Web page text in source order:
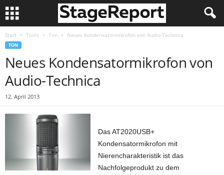
Start Tools Ton Neues Kondensatormikrofon von Audio-Technica
TON
Neues Kondensatormikrofon von
Audio-Technica
12. April 2013
Das AT2020USB+
Kondensatormikrofon mit
Nierencharakteristik ist das
Nachfolgeprodukt zu dem